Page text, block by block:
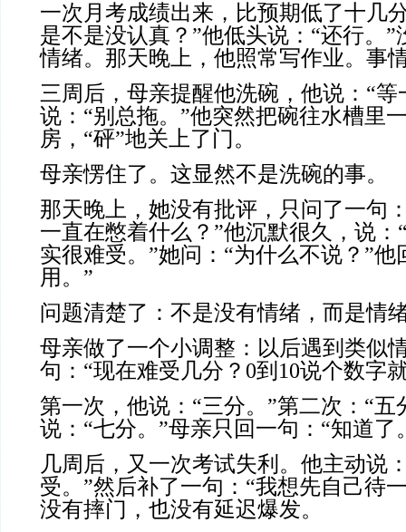
一次月考成绩出来，比预期低了十几
是不是没认真？”他低头说：“还行。
情绪。那天晚上，他照常写作业。事
三周后，母亲提醒他洗碗，他说：“等
说：“别总拖。”他突然把碗往水槽里
房，“砰”地关上了门。
母亲愣住了。这显然不是洗碗的事。
那天晚上，她没有批评，只问了一句
一直在憋着什么？”他沉默很久，说：
实很难受。”她问：“为什么不说？”他
用。”
问题清楚了：不是没有情绪，而是情
母亲做了一个小调整：以后遇到类似
句：“现在难受几分？0到10说个数字
第一次，他说：“三分。”第二次：“五
说：“七分。”母亲只回一句：“知道了
几周后，又一次考试失利。他主动说
受。”然后补了一句：“我想先自己待
没有摔门，也没有延迟爆发。